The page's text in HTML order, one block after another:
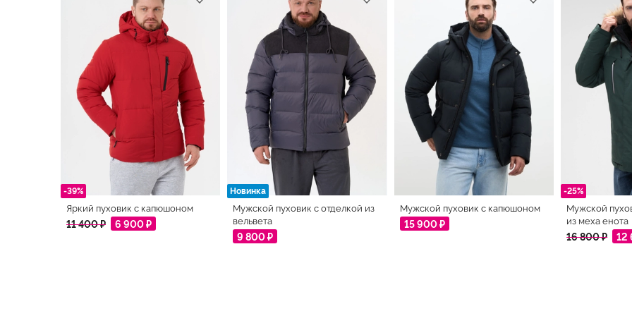
-39%
Яркий пуховик с капюшоном
11 400 ₽ 6 900 ₽
Новинка
Мужской пуховик с отделкой из
вельвета
9 800 ₽
Мужской пуховик с капюшоном
15 900 ₽
-25%
Мужской
из меха енота
16 800 ₽ 12